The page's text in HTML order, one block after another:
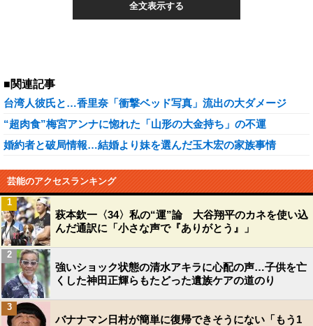
全文表示する
■関連記事
台湾人彼氏と…香里奈「衝撃ベッド写真」流出の大ダメージ
“超肉食”梅宮アンナに惚れた「山形の大金持ち」の不運
婚約者と破局情報…結婚より妹を選んだ玉木宏の家族事情
芸能のアクセスランキング
萩本欽一〈34〉私の“運”論 大谷翔平のカネを使い込
んだ通訳に「小さな声で『ありがとう』」
1
強いショック状態の清水アキラに心配の声…子供を亡
くした神田正輝らもたどった遺族ケアの道のり
2
バナナマン日村が簡単に復帰できそうにない「もう1
3